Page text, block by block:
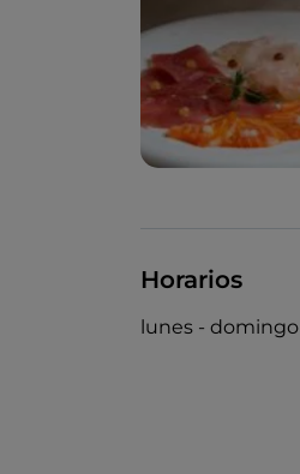
Horarios
lunes - domingo